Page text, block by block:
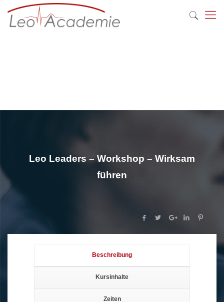
Leo Leaders – Workshop – Wirksam
führen
Beschreibung
Kursinhalte
Zeiten